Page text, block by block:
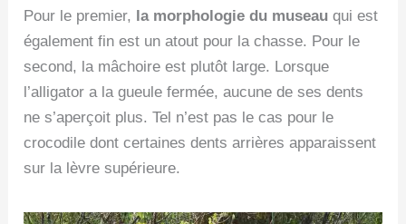
Pour le premier, la morphologie du museau qui est
également fin est un atout pour la chasse. Pour le
second, la mâchoire est plutôt large. Lorsque
l’alligator a la gueule fermée, aucune de ses dents
ne s’aperçoit plus. Tel n’est pas le cas pour le
crocodile dont certaines dents arrières apparaissent
sur la lèvre supérieure.